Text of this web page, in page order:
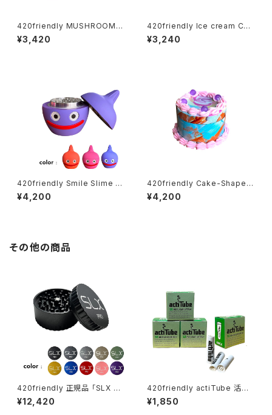
420friendly MUSHROOM G
rinder (3層構造）グラインダー
¥3,420
420friendly Ice cream Con
e Herb Grinder (4層構造）グ
ラインダー
¥3,240
420friendly Smile Slime H
erb Grinder (4層構造）グライ
ンダー
¥4,200
420friendly Cake-Shaped
Metal Grinder (4層構造）グラ
インダー
¥4,200
その他の商品
420friendly 正規品 「SLX PR
O」グラインダーがフルモデルチ
ェンジ！ (スタンダードサイズ62
¥12,420
420friendly actiTube 活性
炭フィルター ３箱セット/EXTRA
SLIM [ エクストラスリム：6mm
¥1,850